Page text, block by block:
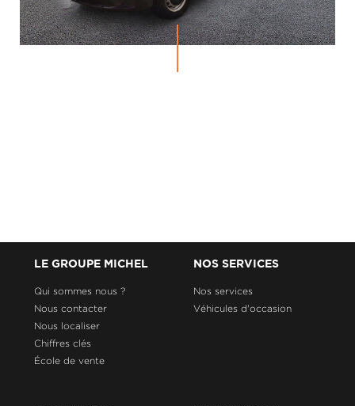
LE GROUPE MICHEL
Qui sommes nous ?
Nous contacter
Nous localiser
Chiffres clés
École de vente
NOS SERVICES
Nos services
Véhicules d'occasion